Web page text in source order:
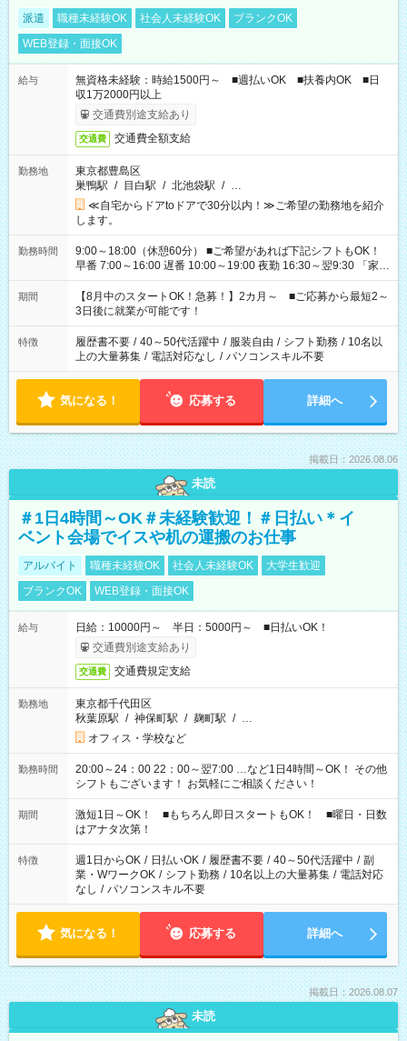
派遣 職種未経験OK 社会人未経験OK
ブランクOK
WEB登録・面接OK
給与
無資格未経験：時給1500円～ ■週払いOK ■扶養内OK ■日
収1万2000円以上
交通費別途支給あり
交通費 交通費全額支給
勤務地
東京都豊島区
巣鴨駅 / 目白駅 / 北池袋駅 / …
≪自宅からドアtoドアで30分以内！≫ご希望の勤務地を紹介
します。
勤務時間
9:00～18:00（休憩60分） ■ご希望があれば下記シフトもOK！
早番 7:00～16:00 遅番 10:00～19:00 夜勤 16:30～翌9:30 「家族
と休みを合わせたい」 「余裕を持って夕飯の準備がしたい」
「できれば残業はしたくない」 など、ご希望を教えてください
ね。 ※Wワーク希望の方へ 今ご覧のお仕事で希望する勤務時間
と、もう1つのお仕事の勤務時間。 合計で週40時間を超える場
合は応募できません。
期間
【8月中のスタートOK！急募！】2カ月～ ■ご応募から最短2～
3日後に就業が可能です！
特徴 履歴書不要 / 40～50代活躍中 / 服装自由 / シフト勤務 / 10名以
上の大量募集 / 電話対応なし / パソコンスキル不要
気になる！ 応募する 詳細へ
掲載日：2026.08.06
未読
＃1日4時間～OK＃未経験歓迎！＃日払い＊イ
ベント会場でイスや机の運搬のお仕事
アルバイト 職種未経験OK 社会人未経験OK
大学生歓迎
ブランクOK
WEB登録・面接OK
給与
日給：10000円～ 半日：5000円～ ■日払いOK！
交通費別途支給あり
交通費 交通費規定支給
勤務地
東京都千代田区
秋葉原駅 / 神保町駅 / 麹町駅 / …
オフィス・学校など
勤務時間
20:00～24：00 22：00～翌7:00 …など1日4時間～OK！ その他
シフトもございます！ お気軽にご相談ください！
期間
激短1日～OK！ ■もちろん即日スタートもOK！ ■曜日・日数
はアナタ次第！
特徴 週1日からOK / 日払いOK / 履歴書不要 / 40～50代活躍中 / 副
業・WワークOK / シフト勤務 / 10名以上の大量募集 / 電話対応
なし / パソコンスキル不要
気になる！ 応募する 詳細へ
掲載日：2026.08.07
未読